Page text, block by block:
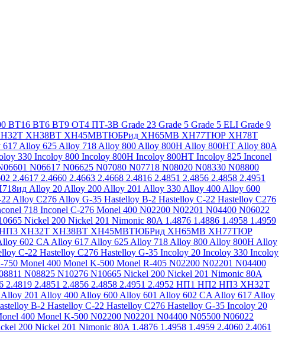
ВТ16 ВТ6 ВТ9 ОТ4 ПТ-3В Grade 23 Grade 5 Grade 5 ELI Grade 9
ХН38ВТ ХН45МВТЮБРид ХН65МВ ХН77ТЮР ХН78Т
617 Alloy 625 Alloy 718 Alloy 800 Alloy 800H Alloy 800HT Alloy 80A
330 Incoloy 800 Incoloy 800H Incoloy 800HT Incoloy 825 Inconel
N06617 N06625 N07080 N07718 N08020 N08330 N08800
2.4617 2.4660 2.4663 2.4668 2.4816 2.4851 2.4856 2.4858 2.4951
Alloy 20 Alloy 200 Alloy 201 Alloy 330 Alloy 400 Alloy 600
Alloy C276 Alloy G-35 Hastelloy B-2 Hastelloy C-22 Hastelloy C276
718 Inconel C-276 Monel 400 N02200 N02201 N04400 N06022
Nickel 200 Nickel 201 Nimonic 80A 1.4876 1.4886 1.4958 1.4959
ХН32Т ХН38ВТ ХН45МВТЮБРид ХН65МВ ХН77ТЮР
602 CA Alloy 617 Alloy 625 Alloy 718 Alloy 800 Alloy 800H Alloy
C-22 Hastelloy C276 Hastelloy G-35 Incoloy 20 Incoloy 330 Incoloy
750 Monel 400 Monel K-500 Monel R-405 N02200 N02201 N04400
N08825 N10276 N10665 Nickel 200 Nickel 201 Nimonic 80A
2.4819 2.4851 2.4856 2.4858 2.4951 2.4952 НП1 НП2 НП3 ХН32Т
Alloy 201 Alloy 400 Alloy 600 Alloy 601 Alloy 602 CA Alloy 617 Alloy
B-2 Hastelloy C-22 Hastelloy C276 Hastelloy G-35 Incoloy 20
400 Monel K-500 N02200 N02201 N04400 N05500 N06022
200 Nickel 201 Nimonic 80A 1.4876 1.4958 1.4959 2.4060 2.4061